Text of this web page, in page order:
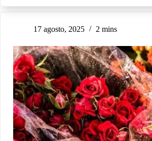
17 agosto, 2025 2 mins